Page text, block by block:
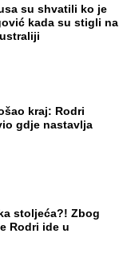
su shvatili ko je
kada su stigli na
kraj: Rodri
gdje nastavlja
stoljeća?! Zbog
Rodri ide u